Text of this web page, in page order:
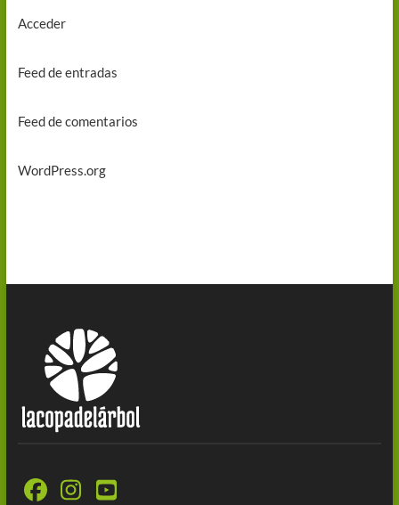
Acceder
Feed de entradas
Feed de comentarios
WordPress.org